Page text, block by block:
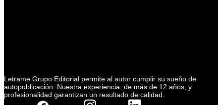
Letrame Grupo Editorial permite al autor cumplir su sueño de
autopublicación. Nuestra experiencia, de más de 12 años, y
profesionalidad garantizan un resultado de calidad.